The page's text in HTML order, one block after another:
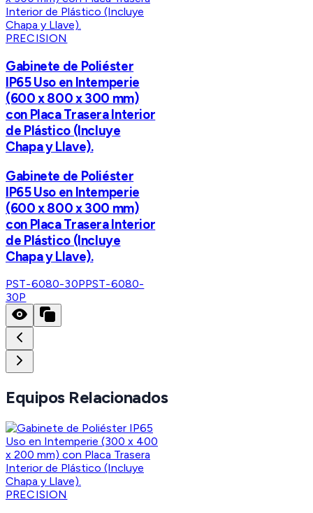
PRECISION
Gabinete de Poliéster
IP65 Uso en Intemperie
(600 x 800 x 300 mm)
con Placa Trasera Interior
de Plástico (Incluye
Chapa y Llave).
Gabinete de Poliéster
IP65 Uso en Intemperie
(600 x 800 x 300 mm)
con Placa Trasera Interior
de Plástico (Incluye
Chapa y Llave).
PST-6080-30PPST-6080-
30P
Equipos Relacionados
PRECISION